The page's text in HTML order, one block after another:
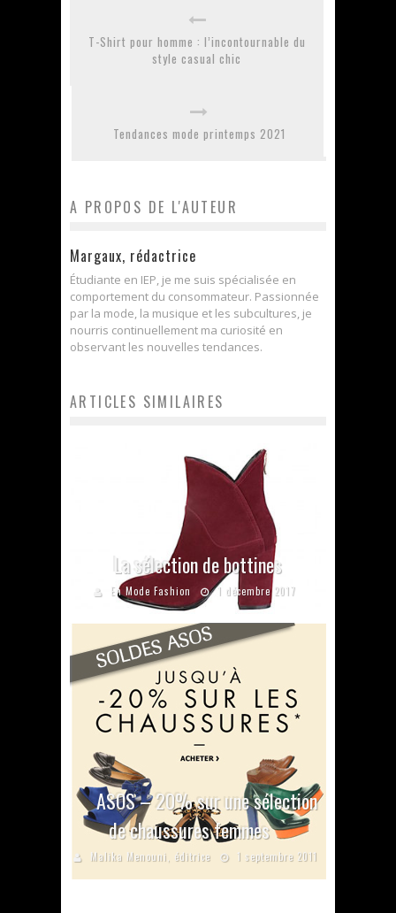
T-Shirt pour homme : l’incontournable du
style casual chic
Tendances mode printemps 2021
A PROPOS DE L'AUTEUR
Margaux, rédactrice
Étudiante en IEP, je me suis spécialisée en
comportement du consommateur. Passionnée
par la mode, la musique et les subcultures, je
nourris continuellement ma curiosité en
observant les nouvelles tendances.
ARTICLES SIMILAIRES
La sélection de bottines
En Mode Fashion 1 décembre 2017
ASOS – 20% sur une sélection
de chaussures femmes
Malika Menouni, éditrice 1 septembre 2011